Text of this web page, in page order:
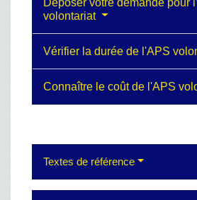
volontariat
Vérifier la durée de l'APS
Connaître le coût de l'APS
Textes de référence